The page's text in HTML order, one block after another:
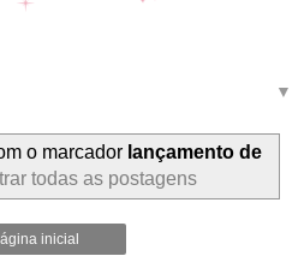
▼
o marcador lançamento de
todas as postagens
inicial